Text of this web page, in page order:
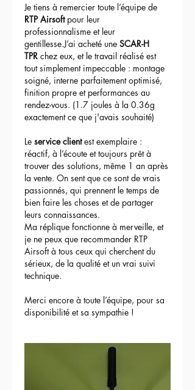
Je tiens à remercier toute l’équipe de
RTP Airsoft pour leur
professionnalisme et leur
gentillesse.J’ai acheté une SCAR-H
TPR chez eux, et le travail réalisé est
tout simplement impeccable : montage
soigné, interne parfaitement optimisé,
finition propre et performances au
rendez-vous. (1.7 joules à la 0.36g
exactement ce que j'avais souhaité)
Le service client est exemplaire :
réactif, à l’écoute et toujours prêt à
trouver des solutions, même 1 an après
la vente. On sent que ce sont de vrais
passionnés, qui prennent le temps de
bien faire les choses et de partager
leurs connaissances.
Ma réplique fonctionne à merveille, et
je ne peux que recommander RTP
Airsoft à tous ceux qui cherchent du
sérieux, de la qualité et un vrai suivi
technique.
Merci encore à toute l’équipe, pour sa
disponibilité et sa sympathie !